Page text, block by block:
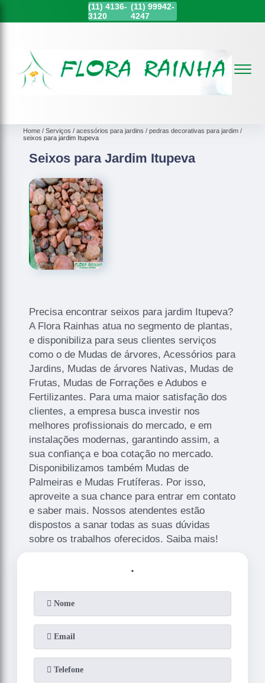
(11) 4136-
3120
(11)99942-
4247
Home Serviços acessórios para jardins
pedras decorativas para jardim
seixos para jardim Itupeva
Seixos para Jardim Itupeva
Precisa encontrar seixos para jardim Itupeva?
A Flora Rainhas atua no segmento de plantas,
e disponibiliza para seus clientes serviços
como o de Mudas de árvores, Acessórios para
Jardins, Mudas de árvores Nativas, Mudas de
Frutas, Mudas de Forrações e Adubos e
Fertilizantes. Para uma maior satisfação dos
clientes, a empresa busca investir nos
melhores profissionais do mercado, e em
instalações modernas, garantindo assim, a
sua confiança e boa cotação no mercado.
Disponibilizamos também Mudas de
Palmeiras e Mudas Frutíferas. Por isso,
aproveite a sua chance para entrar em contato
e saber mais. Nossos atendentes estão
dispostos a sanar todas as suas dúvidas
sobre os trabalhos oferecidos. Saiba mais!
.